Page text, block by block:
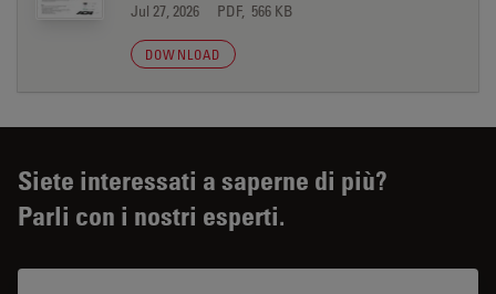
Jul 27, 2026 PDF, 566 KB
DOWNLOAD
Siete interessati a saperne di più?
Parli con i nostri esperti.